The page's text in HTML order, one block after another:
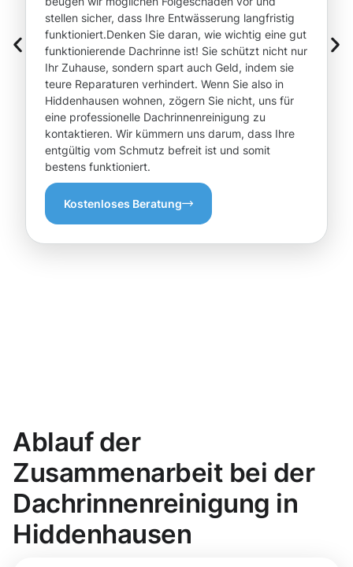
stellen sicher, dass Ihre Entwässerung langfristig
funktioniert.Denken Sie daran, wie wichtig eine gut
funktionierende Dachrinne ist! Sie schützt nicht nur
Ihr Zuhause, sondern spart auch Geld, indem sie
teure Reparaturen verhindert. Wenn Sie also in
Hiddenhausen wohnen, zögern Sie nicht, uns für
eine professionelle Dachrinnenreinigung zu
kontaktieren. Wir kümmern uns darum, dass Ihre
entgültig vom Schmutz befreit ist und somit
bestens funktioniert.
Kostenloses Beratung
Ablauf der
Zusammenarbeit bei der
Dachrinnenreinigung in
Hiddenhausen